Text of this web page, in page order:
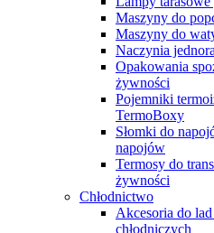
Maszyny do
Maszyny do
Naczynia
Opakowania
żywności
Pojemniki
TermoBoxy
Słomki do
napojów
Termosy do
żywności
Chłodnictwo
Akcesoria do
chłodniczych